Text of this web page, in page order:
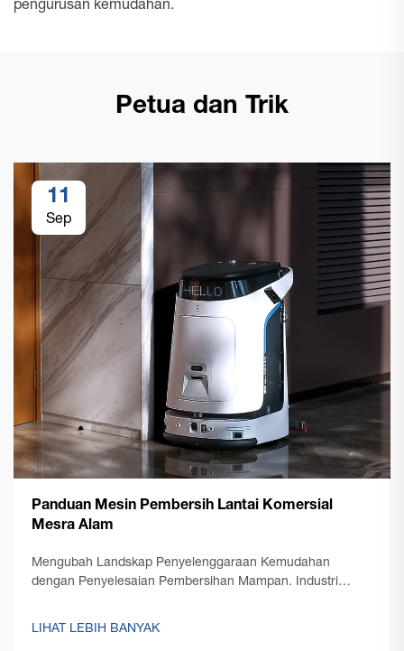
pengurusan kemudahan.
Petua dan Trik
11
Sep
Panduan Mesin Pembersih Lantai Komersial
Mesra Alam
Mengubah Landskap Penyelenggaraan Kemudahan
dengan Penyelesaian Pembersihan Mampan. Industri
besar dalam beberapa tahun kebelakangan ini, dengan
LIHAT LEBIH BANYAK